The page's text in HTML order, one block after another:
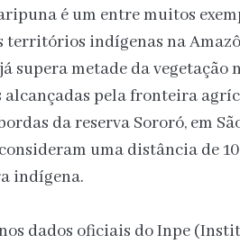
é um entre muitos
territórios indígenas na
supera metade da vegetação
pela fronteira
da reserva Sororó, em
uma distância de
indígena.
dados oficiais do Inpe